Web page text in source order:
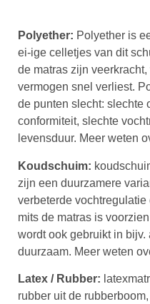
Polyether: Polyether is
ei-ige celletjes van dit
de matras zijn
vermogen snel verliest.
de punten slecht: slechte
conformiteit, slechte
levensduur. Meer weten
Koudschuim:
zijn een duurzamere
verbeterde
mits de matras is
wordt ook gebruikt in
duurzaam. Meer weten
Latex / Rubber:
rubber uit de